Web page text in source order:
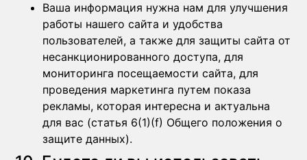
Ваша информация нужна нам для улучшения
работы нашего сайта и удобства
пользователей, а также для защиты сайта от
несанкционированного доступа, для
мониторинга посещаемости сайта, для
проведения маркетинга путем показа
рекламы, которая интересна и актуальна
для вас (статья 6(1)(f) Общего положения о
защите данных).